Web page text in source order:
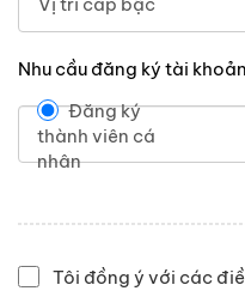
Nhu cầu đăng ký tài
Đăng ký
thành viên cá
nhân
Tôi đồng ý với các